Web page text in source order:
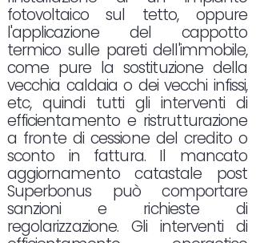
fotovoltaico sul tetto, oppure
l'applicazione del cappotto
termico sulle pareti dell'immobile,
come pure la sostituzione della
vecchia caldaia o dei vecchi infissi,
etc, quindi tutti gli interventi di
efficientamento e ristrutturazione
a fronte di cessione del credito o
sconto in fattura. Il mancato
aggiornamento catastale post
Superbonus può comportare
sanzioni e richieste di
regolarizzazione. Gli interventi di